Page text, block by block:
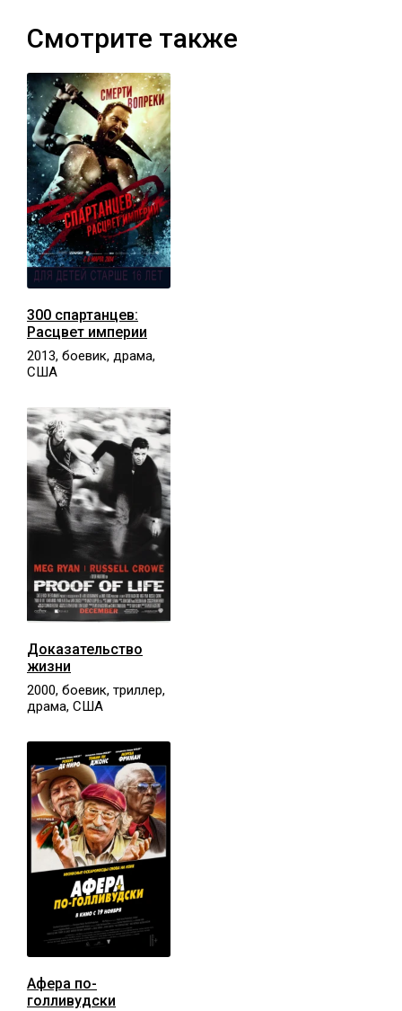
Смотрите также
300 спартанцев:
Расцвет империи
2013, боевик, драма,
США
Доказательство
жизни
2000, боевик, триллер,
драма, США
Афера по-
голливудски